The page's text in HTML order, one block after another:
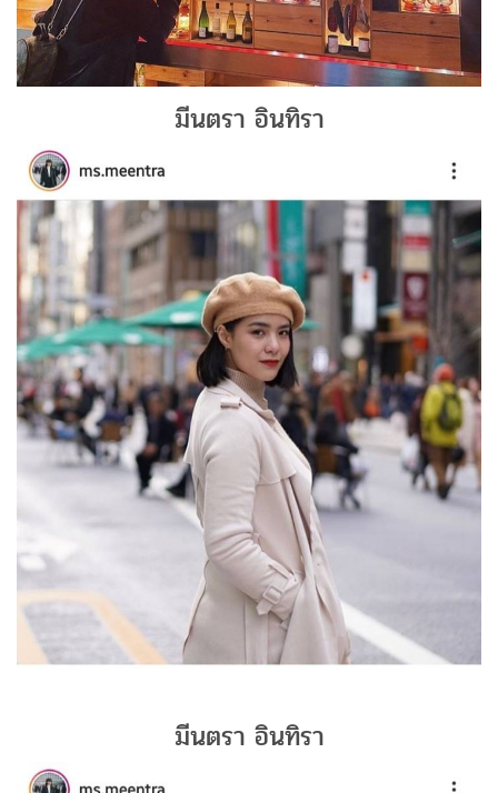
มีนตรา อินทิรา
มีนตรา อินทิรา